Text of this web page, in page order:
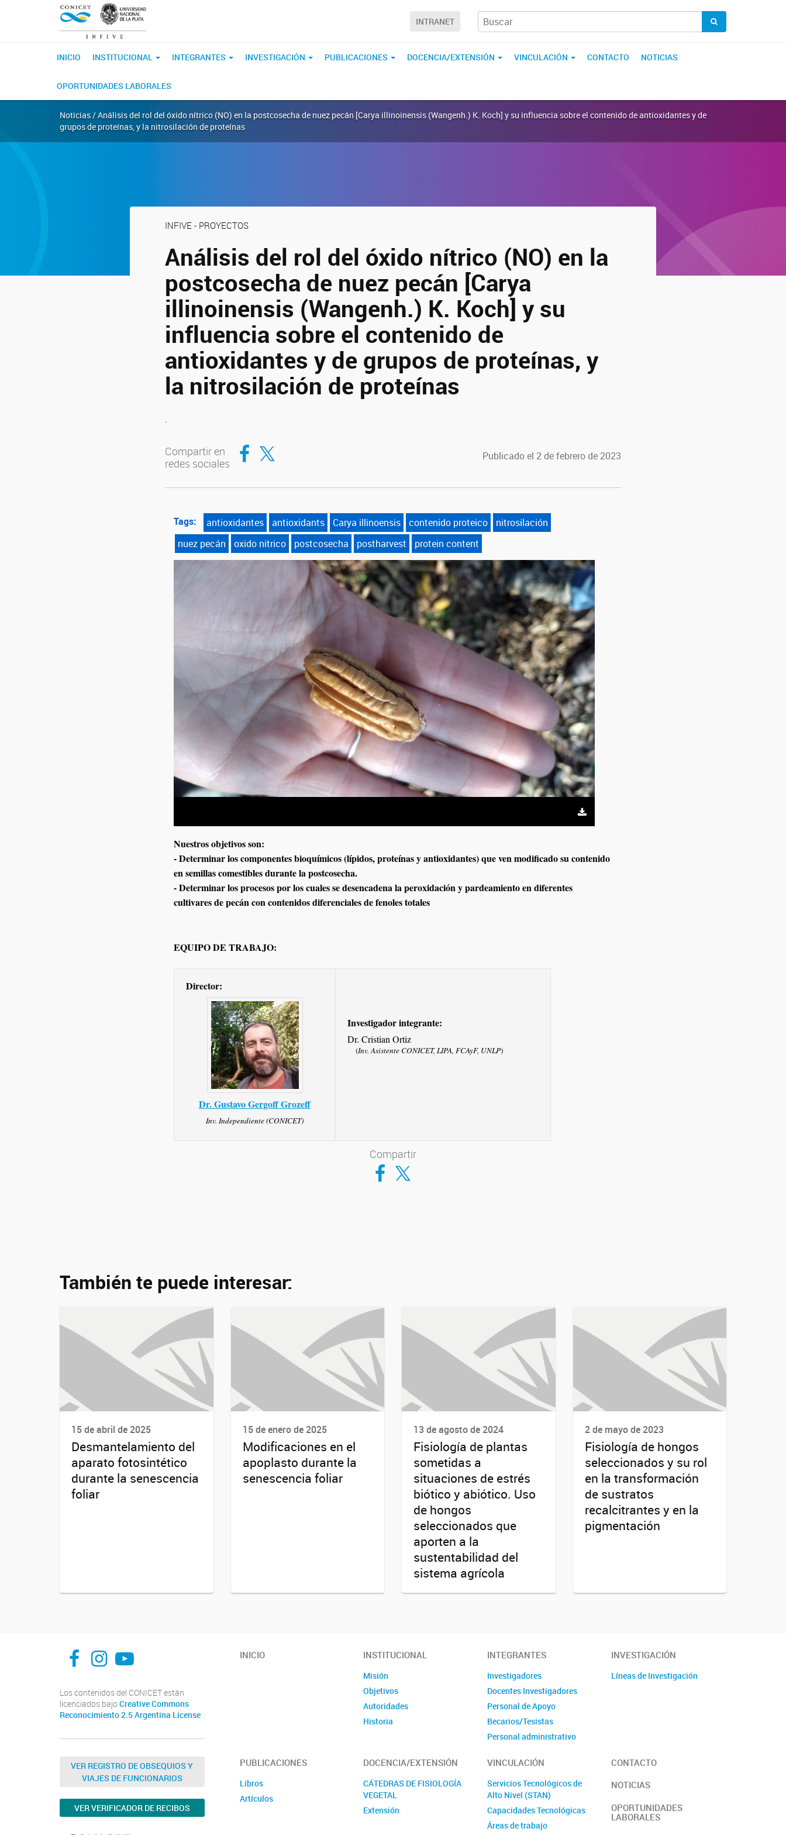
INTRANET
INICIO INSTITUCIONAL INTEGRANTES INVESTIGACIÓN PUBLICACIONES DOCENCIA/EXTENSIÓN VINCULACIÓN CONTACTO NOTICIAS
OPORTUNIDADES LABORALES
Noticias / Análisis del rol del óxido nítrico (NO) en la postcosecha de nuez pecán [Carya illinoinensis (Wangenh.) K. Koch] y su influencia sobre el contenido de antioxidantes y de
grupos de proteínas, y la nitrosilación de proteínas
INFIVE - PROYECTOS
Análisis del rol del óxido nítrico (NO) en la
postcosecha de nuez pecán [Carya
illinoinensis (Wangenh.) K. Koch] y su
influencia sobre el contenido de
antioxidantes y de grupos de proteínas, y
la nitrosilación de proteínas
.
Compartir en
redes sociales
Compartir en Facebook
Compartir en Twitter Publicado el 2 de febrero de 2023
Tags: antioxidantes antioxidants Carya illinoensis contenido proteico
nitrosilación
nuez pecán
oxido nitrico postcosecha postharvest protein content
Nuestros objetivos son:
- Determinar los componentes bioquímicos (lípidos, proteínas y antioxidantes) que ven modificado su contenido
en semillas comestibles durante la postcosecha.
- Determinar los procesos por los cuales se desencadena la peroxidación y pardeamiento en diferentes
cultivares de pecán con contenidos diferenciales de fenoles totales
EQUIPO DE TRABAJO:
Director:
Dr. Gustavo Gergoff Grozeff
Inv. Independiente (CONICET)
Investigador integrante:
Dr. Cristian Ortiz
(Inv. Asistente CONICET, LIPA, FCAyF, UNLP)
Compartir
Compartir en Facebook
Compartir en Twitter
También te puede interesar:
15 de abril de 2025
Desmantelamiento del
aparato fotosintético
durante la senescencia
foliar
15 de enero de 2025
Modificaciones en el
apoplasto durante la
senescencia foliar
13 de agosto de 2024
Fisiología de plantas
sometidas a
situaciones de estrés
biótico y abiótico. Uso
de hongos
seleccionados que
aporten a la
sustentabilidad del
sistema agrícola
2 de mayo de 2023
Fisiología de hongos
seleccionados y su rol
en la transformación
de sustratos
recalcitrantes y en la
pigmentación
INFIVE La Platainstitutodefisiologiavegetal
Instituto de Fisiología Vegetal, La Plata
Los contenidos del CONICET están
licenciados bajo Creative Commons
Reconocimiento 2.5 Argentina License
VER REGISTRO DE OBSEQUIOS Y
VIAJES DE FUNCIONARIOS
VER VERIFICADOR DE RECIBOS
INICIO INSTITUCIONAL
Misión
Objetivos
Autoridades
Historia
INTEGRANTES
Investigadores
Docentes Investigadores
Personal de Apoyo
Becarios/Tesistas
Personal administrativo
Ex integrantes
Violencia laboral y de género
INVESTIGACIÓN
Líneas de Investigación
PUBLICACIONES
Libros
Artículos
DOCENCIA/EXTENSIÓN
CÁTEDRAS DE FISIOLOGÍA
VEGETAL
Extensión
VINCULACIÓN
Servicios Tecnológicos de
Alto Nivel (STAN)
Capacidades Tecnológicas
Áreas de trabajo
CONTACTO
NOTICIAS
OPORTUNIDADES
LABORALES